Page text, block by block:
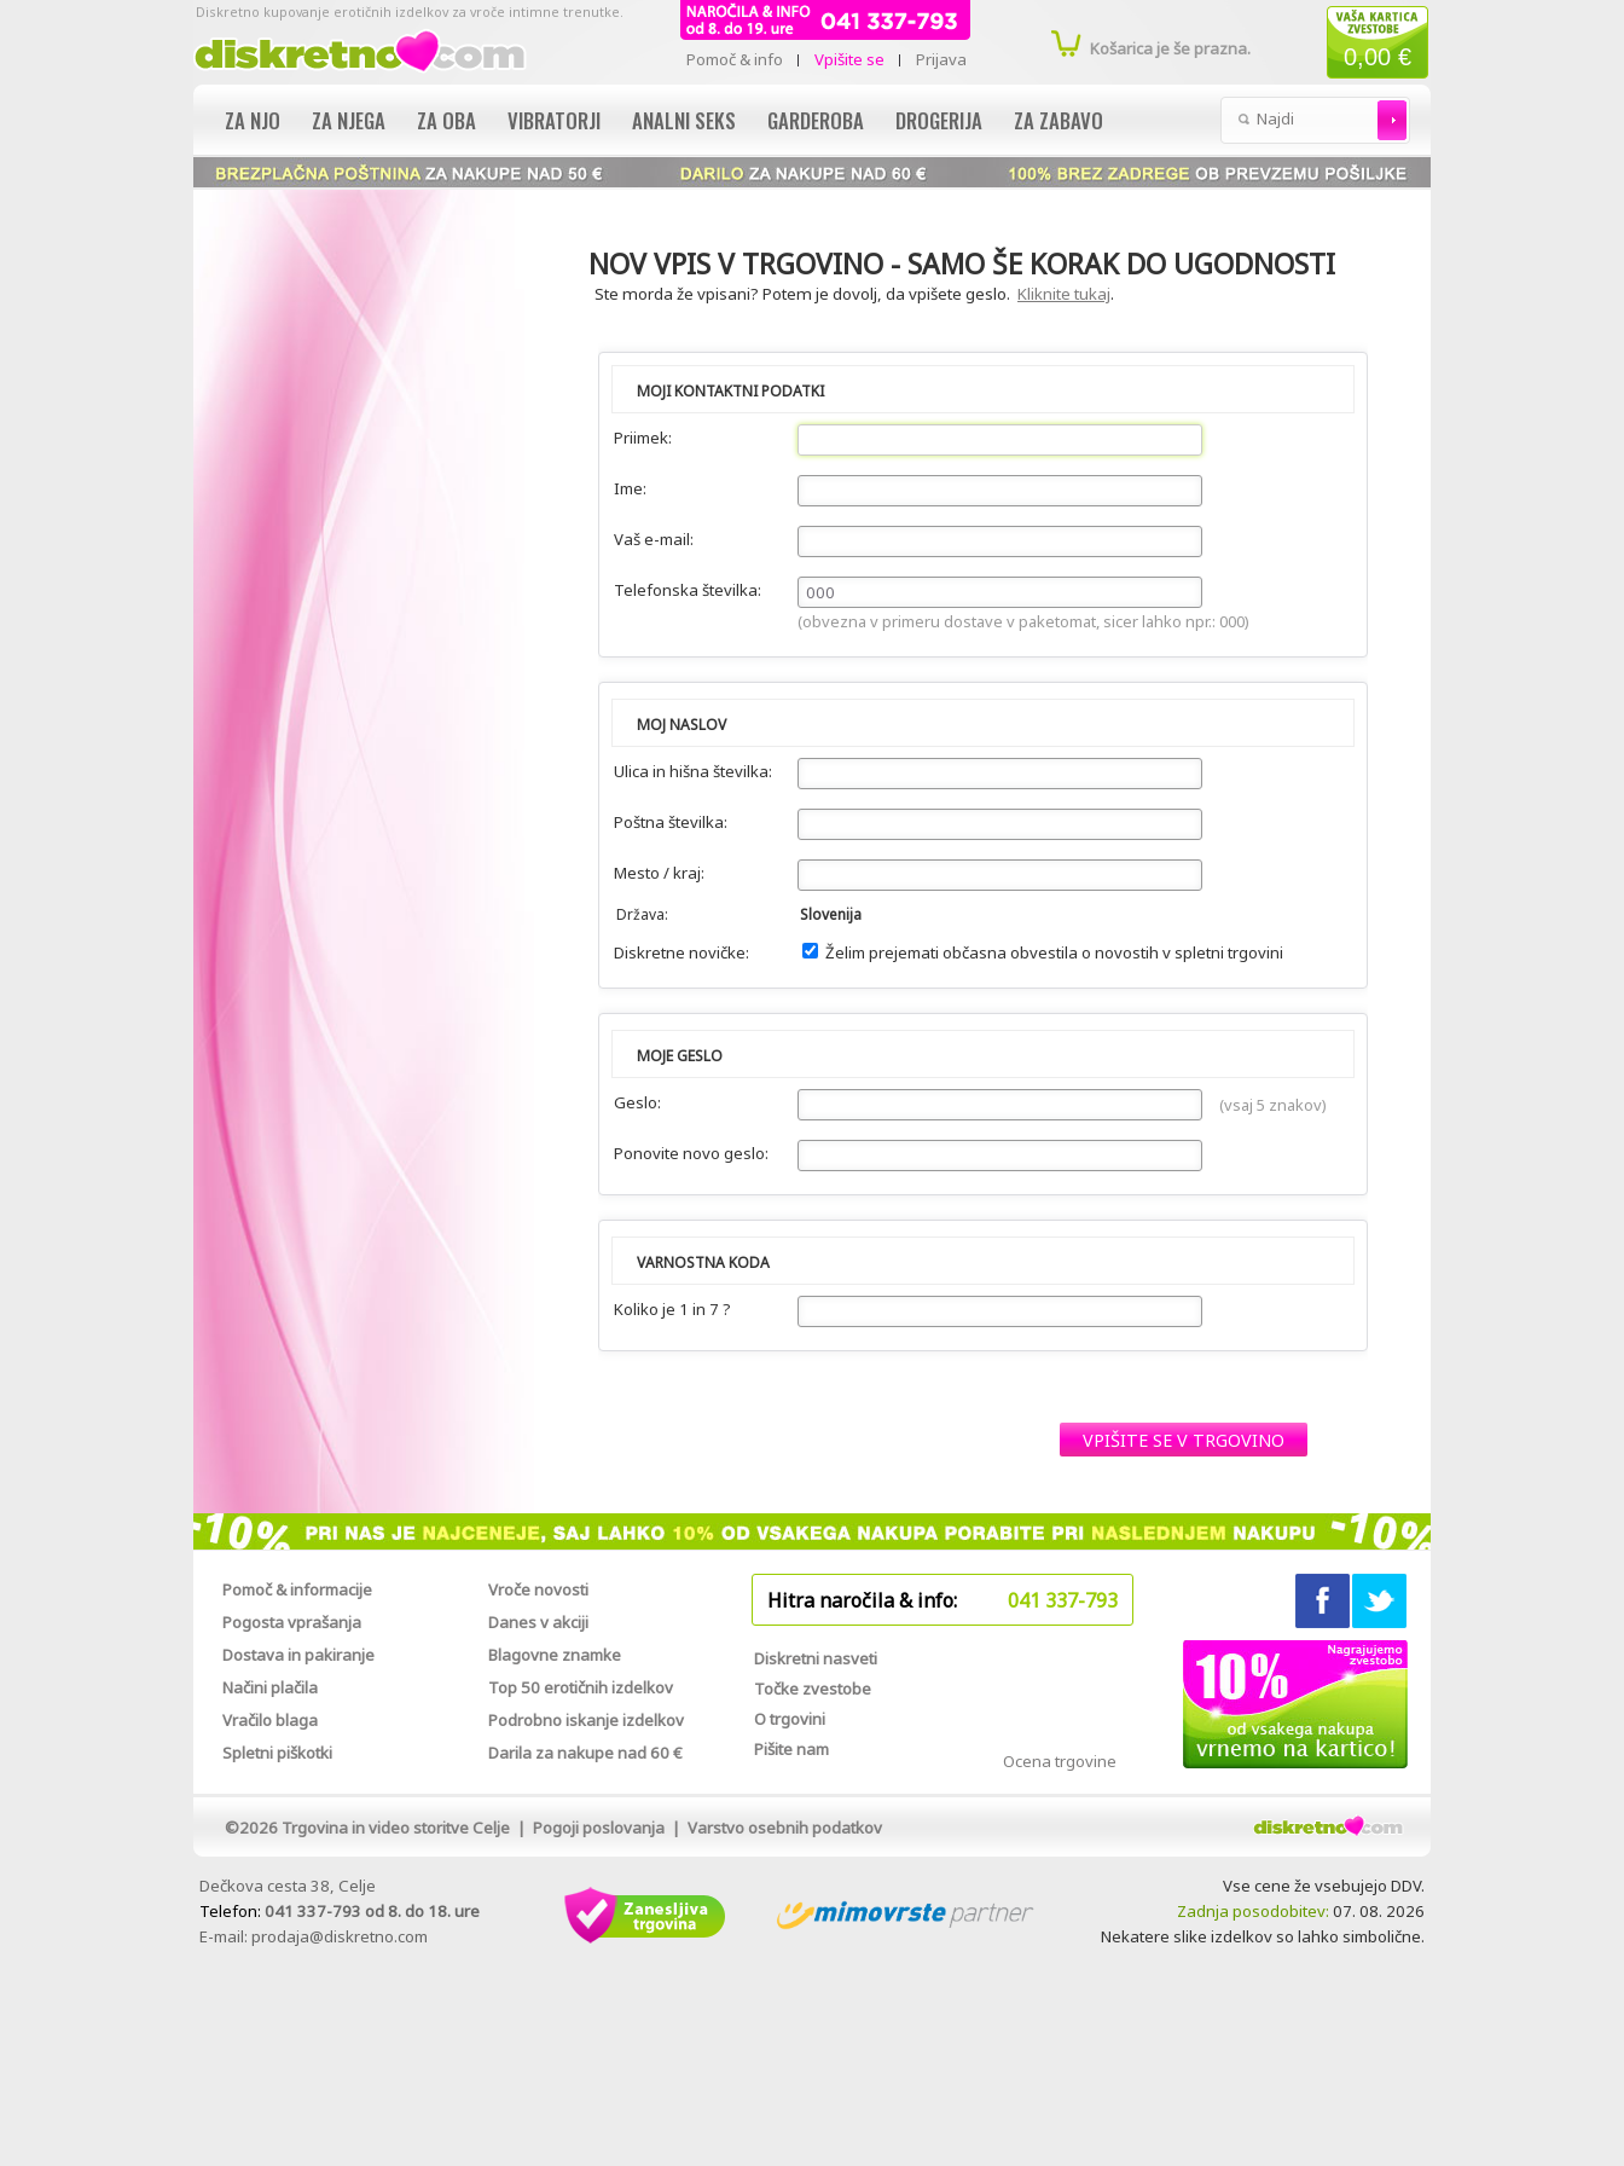
Diskretno kupovanje erotičnih izdelkov za vroče intimne trenutke.
Pomoč & info Vpišite se Prijava 0,00 €
Košarica je še prazna.
ZA NJO ZA NJEGA ZA OBA VIBRATORJI ANALNI SEKS GARDEROBA DROGERIJA ZA ZABAVO
NOV VPIS V TRGOVINO - SAMO ŠE KORAK DO UGODNOSTI
Ste morda že vpisani? Potem je dovolj, da vpišete geslo. Kliknite tukaj.
MOJI KONTAKTNI PODATKI
Priimek:
Ime:
Vaš e-mail:
Telefonska številka:
(obvezna v primeru dostave v paketomat, sicer lahko npr.: 000)
MOJ NASLOV
Ulica in hišna številka:
Poštna številka:
Mesto / kraj:
Država: Slovenija
Diskretne novičke: Želim prejemati občasna obvestila o novostih v spletni trgovini
MOJE GESLO
Geslo: (vsaj 5 znakov)
Ponovite novo geslo:
VARNOSTNA KODA
Koliko je 1 in 7 ?
VPIŠITE SE V TRGOVINO
Pomoč & informacije
Pogosta vprašanja
Dostava in pakiranje
Načini plačila
Vračilo blaga
Spletni piškotki
Vroče novosti
Danes v akciji
Blagovne znamke
Top 50 erotičnih izdelkov
Podrobno iskanje izdelkov
Darila za nakupe nad 60 €
Hitra naročila & info: 041 337-793
Diskretni nasveti
Ocena trgovine
Točke zvestobe
O trgovini
Pišite nam
©2026 Trgovina in video storitve Celje | Pogoji poslovanja | Varstvo osebnih podatkov
Dečkova cesta 38, Celje
Telefon: 041 337-793 od 8. do 18. ure
E-mail: prodaja@diskretno.com
Vse cene že vsebujejo DDV.
Zadnja posodobitev: 07. 08. 2026
Nekatere slike izdelkov so lahko simbolične.